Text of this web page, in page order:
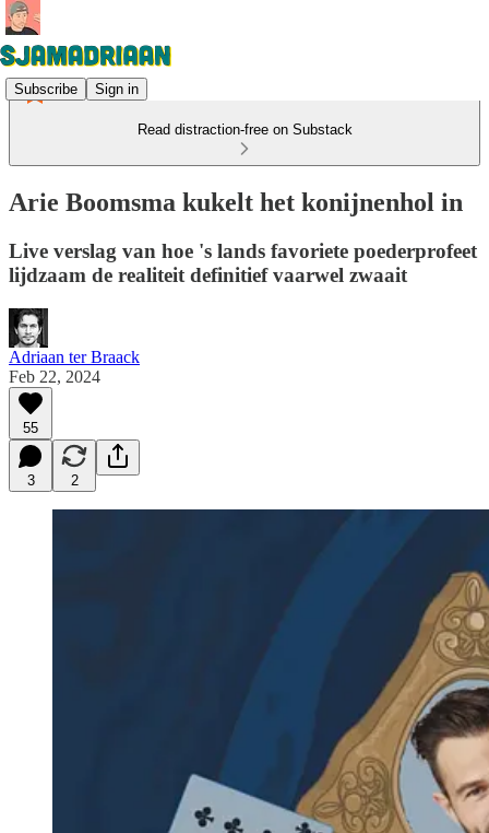
Subscribe Sign in
Read distraction-free on Substack
Arie Boomsma kukelt het konijnenhol in
Live verslag van hoe 's lands favoriete poederprofeet
lijdzaam de realiteit definitief vaarwel zwaait
Adriaan ter Braack
Feb 22, 2024
55
3 2